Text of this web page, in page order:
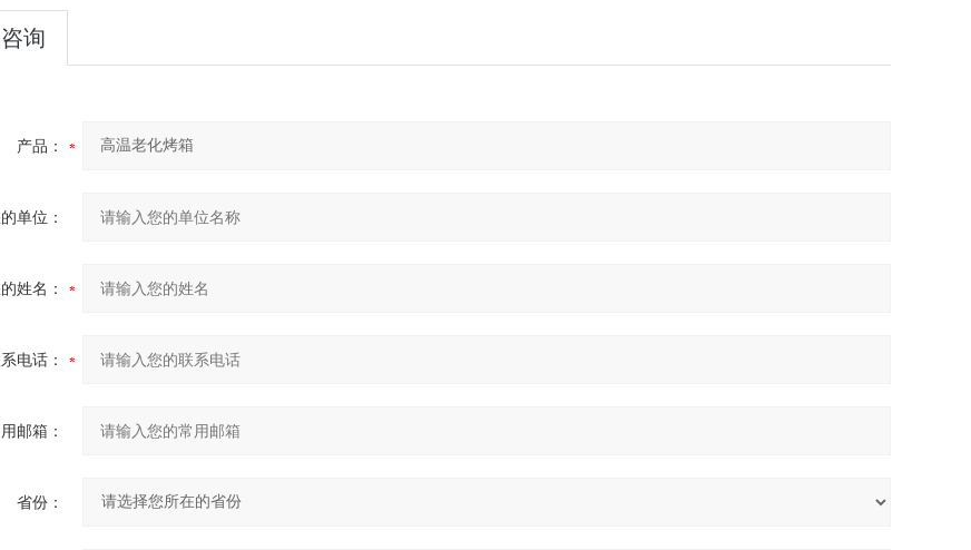
询
产品：
单位：
姓名：
电话：
邮箱：
省份：